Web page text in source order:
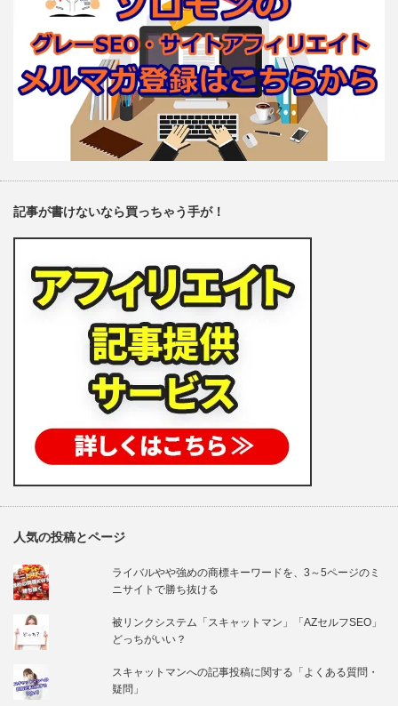
記事が書けないなら買っちゃう手が！
人気の投稿とページ
ライバルやや強めの商標キーワードを、3～5ページのミ
ニサイトで勝ち抜ける
被リンクシステム「スキャットマン」「AZセルフSEO」
どっちがいい？
スキャットマンへの記事投稿に関する「よくある質問・
疑問」